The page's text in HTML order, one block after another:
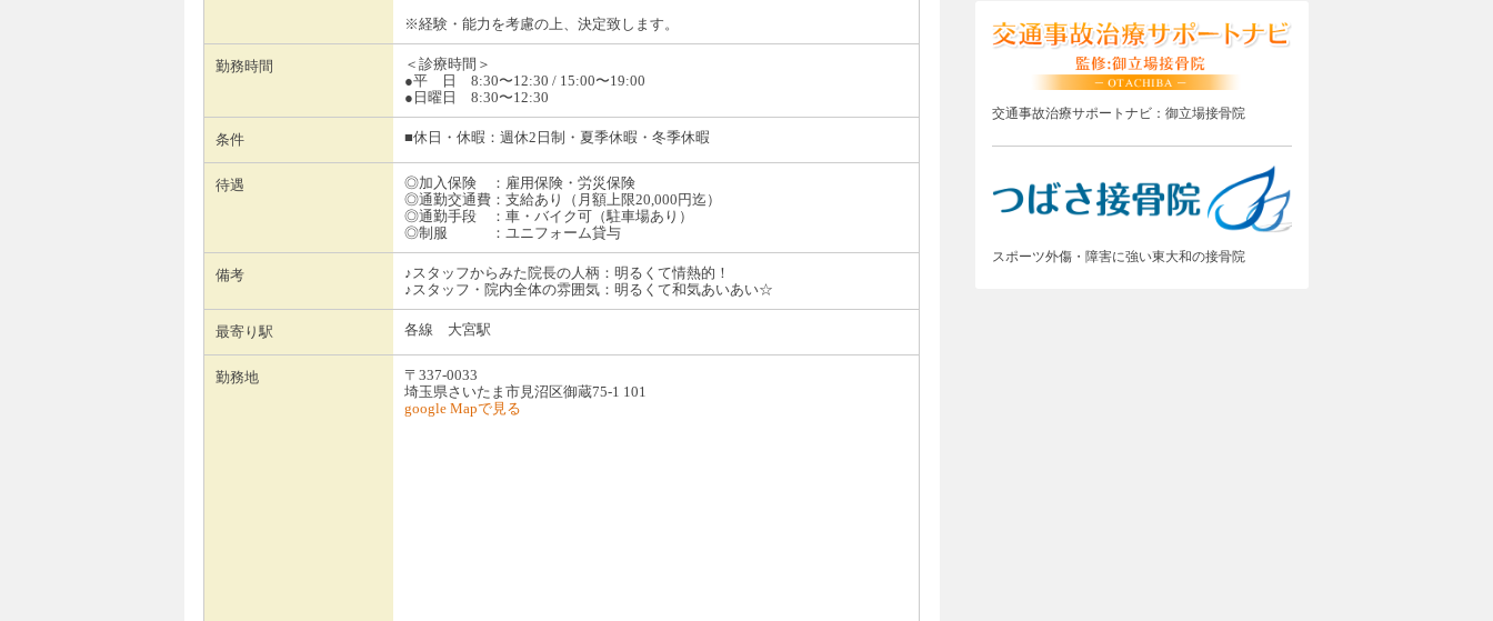
※経験・能力を考慮の上、決定致します。
勤務時間
＜診療時間＞
●平 日 8:30〜12:30 / 15:00〜19:00
●日曜日 8:30〜12:30
条件 ■休日・休暇：週休2日制・夏季休暇・冬季休暇
待遇
◎加入保険 ：雇用保険・労災保険
◎通勤交通費：支給あり（月額上限20,000円迄）
◎通勤手段 ：車・バイク可（駐車場あり）
◎制服 ：ユニフォーム貸与
備考
♪スタッフからみた院長の人柄：明るくて情熱的！
♪スタッフ・院内全体の雰囲気：明るくて和気あいあい☆
最寄り駅 各線 大宮駅
勤務地
〒337-0033
埼玉県さいたま市見沼区御蔵75-1 101
google Mapで見る
交通事故治療サポートナビ：御立場接骨院
スポーツ外傷・障害に強い東大和の接骨院